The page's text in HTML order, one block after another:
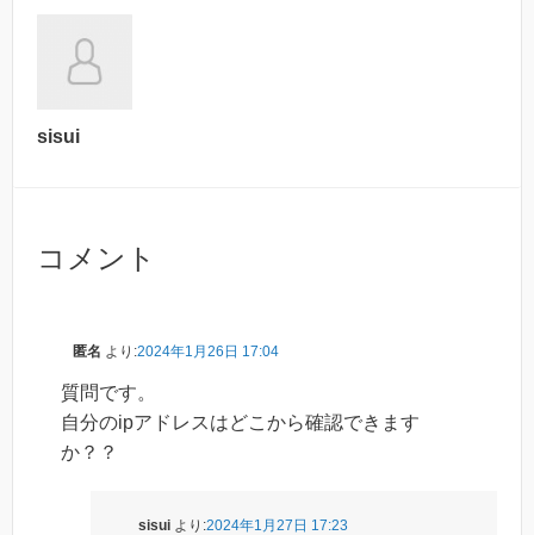
sisui
コメント
匿名 より:2024年1月26日 17:04
質問です。
自分のipアドレスはどこから確認できます
か？？
sisui より:2024年1月27日 17:23